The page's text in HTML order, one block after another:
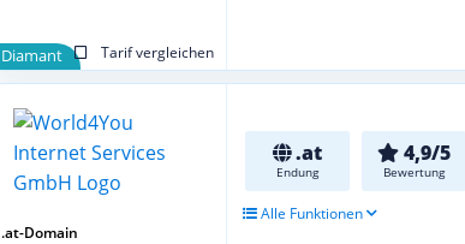
Diamant Tarif vergleichen
.at
Endung
4,9/5
Bewertung
Alle Funktionen
.at-Domain